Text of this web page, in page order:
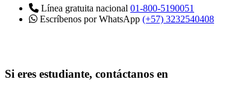
Línea gratuita nacional 01-800-5190051
Escríbenos por WhatsApp (+57) 3232540408
Si eres estudiante, contáctanos en